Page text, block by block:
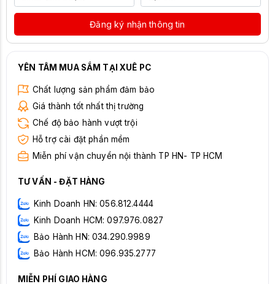
Đăng ký nhận thông tin
YÊN TÂM MUA SẮM TẠI XUÊ PC
Chất lượng sản phẩm đảm bảo
Giá thành tốt nhất thị trường
Chế độ bảo hành vượt trội
Hỗ trợ cài đặt phần mềm
Miễn phí vận chuyển nội thành TP HN- TP HCM
TƯ VẤN - ĐẶT HÀNG
Kinh Doanh HN: 056.812.4444
Kinh Doanh HCM: 097.976.0827
Bảo Hành HN: 034.290.9989
Bảo Hành HCM: 096.935.2777
MIỄN PHÍ GIAO HÀNG